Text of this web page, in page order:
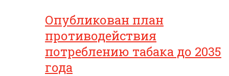
Опубликован план
противодействия
потреблению табака до 2035
года